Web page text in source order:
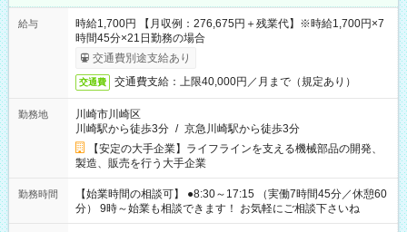
給与
時給1,700円 【月収例：276,675円＋残業代】※時給1,700円×7
時間45分×21日勤務の場合
交通費別途支給あり
交通費 交通費支給：上限40,000円／月まで（規定あり）
勤務地
川崎市川崎区
川崎駅から徒歩3分 / 京急川崎駅から徒歩3分
【安定の大手企業】ライフラインを支える機械部品の開発、
製造、販売を行う大手企業
勤務時間
【始業時間の相談可】 ●8:30～17:15 （実働7時間45分／休憩60
分） 9時～始業も相談できます！ お気軽にご相談下さいね